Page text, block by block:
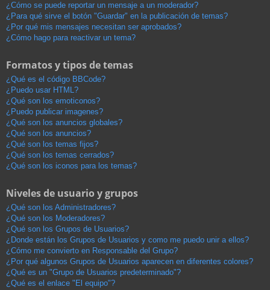
¿Cómo se puede reportar un mensaje a un moderador?
¿Para qué sirve el botón "Guardar" en la publicación de temas?
¿Por qué mis mensajes necesitan ser aprobados?
¿Cómo hago para reactivar un tema?
Formatos y tipos de temas
¿Qué es el código BBCode?
¿Puedo usar HTML?
¿Qué son los emoticonos?
¿Puedo publicar imagenes?
¿Qué son los anuncios globales?
¿Qué son los anuncios?
¿Qué son los temas fijos?
¿Qué son los temas cerrados?
¿Qué son los iconos para los temas?
Niveles de usuario y grupos
¿Qué son los Administradores?
¿Qué son los Moderadores?
¿Qué son los Grupos de Usuarios?
¿Donde están los Grupos de Usuarios y como me puedo unir a ellos?
¿Cómo me convierto en Responsable del Grupo?
¿Por qué algunos Grupos de Usuarios aparecen en diferentes colores?
¿Qué es un "Grupo de Usuarios predeterminado"?
¿Qué es el enlace "El equipo"?